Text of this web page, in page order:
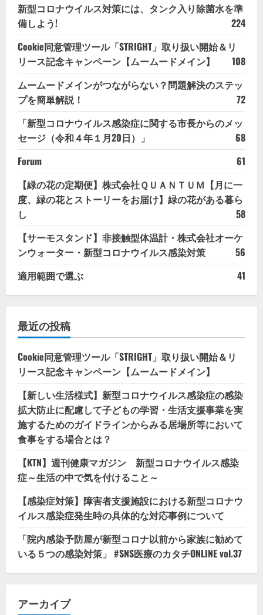
新型コロナウイルス対策には、タンク入り除菌水を準
備しよう!
224
Cookie同意管理ツール「STRIGHT」取り扱い開始＆リ
リース記念キャンペーン【ムームードメイン】
108
ムームードメインがつながらない？問題解決のステッ
プを簡単解説！
72
「新型コロナウイルス感染症に関する市長からのメッ
セージ（令和４年１月20日）」
68
Forum
61
【緑の花の定期便】株式会社ＱＵＡＮＴＵＭ【月に一
度、緑の花とストーリーをお届け】緑の花がある暮ら
し
58
【サーモスタンド】非接触型体温計・株式会社オーケ
ンウォーター・新型コロナウイルス感染対策
56
適用範囲で選ぶ
41
最近の投稿
Cookie同意管理ツール「STRIGHT」取り扱い開始＆リ
リース記念キャンペーン【ムームードメイン】
【新しい生活様式】新型コロナウイルス感染症の感染
拡大防止に配慮して子どもの学習・生活支援事業を実
施するためのガイドラインからみる居場所等において
食事をする場合とは？
【KTN】週刊健康マガジン 新型コロナウイルス感染
症～生活の中で気を付けること～
【感染症対策】障害者支援施設における新型コロナウ
イルス感染症発生時の具体的な対応事例について
「院内感染予防屋が新型コロナ以前から家族に勧めて
いる５つの感染対策」 #SNS医療のカタチONLINE vol.37
アーカイブ